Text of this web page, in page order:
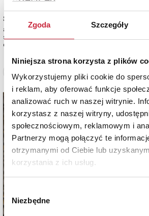
Zgoda Szczegóły
Niniejsza strona korzysta z plików
Wykorzystujemy pliki cookie do
i reklam, aby oferować funkcje
analizować ruch w naszej witrynie.
korzystasz z naszej witryny,
społecznościowym, reklamowym i
Partnerzy mogą połączyć te
otrzymanymi od Ciebie lub
korzystania z ich usług.
Wybór
zgody
Niezbędne
Sanie zimą przed chatą
akwarela na podrysowaniu ołówkiem, papier;
sygn. l. d.: A. Setkowicz.
estymacja: 3 200 - 3 600 zł